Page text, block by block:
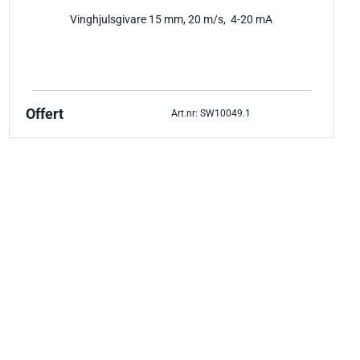
Vinghjulsgivare 15 mm, 20 m/s, 4-20 mA
Offert Art.nr: SW10049.1